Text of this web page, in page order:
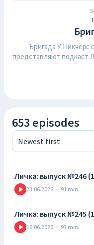
653 episodes
Newest first
Личка: выпуск №246
23.06.2026 · 91 min.
Личка: выпуск №245
16.06.2026 · 93 min.
Бригада У Пикчерс
представляют подкаст ЛИЧКА! В ролях: Вэл,
достаточно
говорят. Разговоры